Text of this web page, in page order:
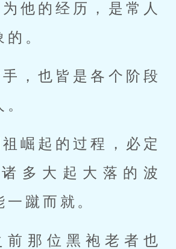
他的经历，是常人
。
，也皆是各个阶段
祖崛起的过程，必定
多大起大落的波
蹴而就。
前那位黑袍老者也